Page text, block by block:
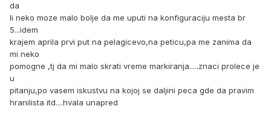
da
li neko moze malo bolje da me uputi na konfiguraciju mesta br
5...idem
krajem aprila prvi put na pelagicevo,na peticu,pa me zanima da
mi neko
pomogne ,tj da mi malo skrati vreme markiranja.....znaci prolece je
u
pitanju,po vasem iskustvu na kojoj se daljini peca gde da pravim
hranilista itd....hvala unapred